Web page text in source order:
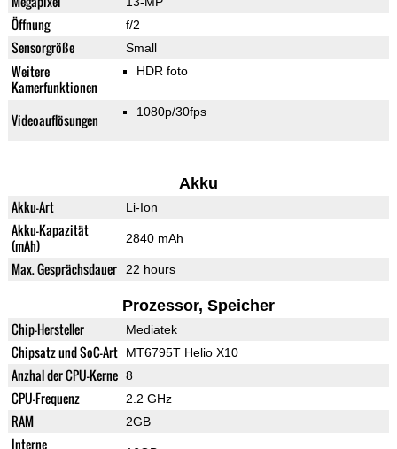
Öffnung f/2
Sensorgröße Small
Weitere
Kamerfunktionen
HDR foto
Videoauflösungen 1080p/30fps
Akku
Akku-Art Li-Ion
Akku-Kapazität
(mAh)
2840 mAh
Max. Gesprächsdauer 22 hours
Prozessor, Speicher
Chip-Hersteller Mediatek
Chipsatz und SoC-Art MT6795T Helio X10
Anzhal der CPU-Kerne 8
CPU-Frequenz 2.2 GHz
RAM 2GB
Interne